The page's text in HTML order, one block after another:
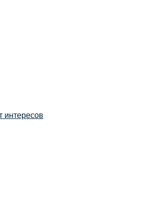
интересов